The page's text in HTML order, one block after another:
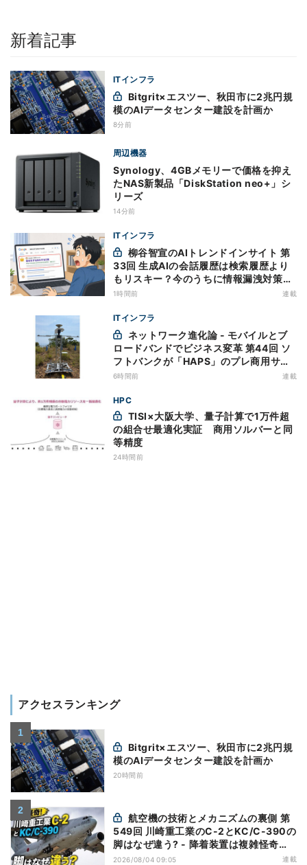
新着記事
ITインフラ
模のAIデータセンター建設を計画か
8分前
周辺機器
Synology、4GBメモリーで価格を抑え
たNAS新製品「DiskStation neo+」シ
リーズ
14分前
ITインフラ
33回 生成AIの会話履歴は検索履歴より
もリスキー？今のうちに情報漏洩対策を
万全にしておこう
1時間前 連載
ITインフラ
ロードバンドでビジネス変革 第44回 ソ
フトバンクが「HAPS」のプレ商用サー
ビス開始を表明、本格的な商用展開のめ
6時間前 連載
HPC
の組合せ最適化実証 商用ソルバーと同
等精度
24時間前
アクセスランキング
模のAIデータセンター建設を計画か
20時間前
549回 川崎重工業のC-2とKC/C-390の
脚はなぜ違う? - 降着装置は複雑怪奇
(5)|軍用輸送機(10)
2026/08/04 09:05 連載